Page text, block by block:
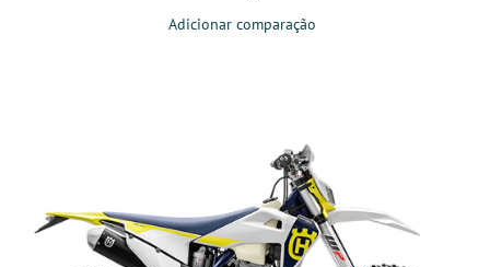
Adicionar comparação